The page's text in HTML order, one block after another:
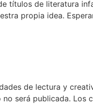
títulos de literatura
propia idea.
de lectura y
será publicada. Los